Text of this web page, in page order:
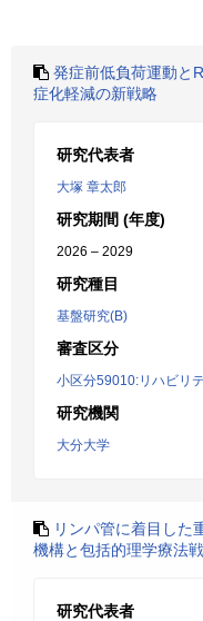
発症前低負荷運動と
症化軽減の新戦略
研究代表者
大塚 章太郎
研究期間 (年度)
2026 – 2029
研究種目
基盤研究(B)
審査区分
小区分59010:リハビリ
研究機関
大分大学
リンパ管に着目した
機構と包括的理学療法
研究代表者